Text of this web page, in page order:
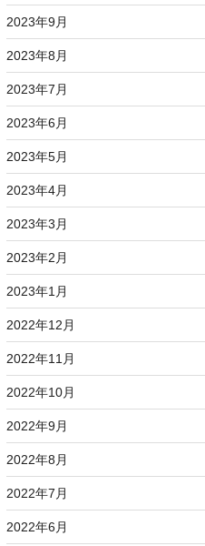
2023年9月
2023年8月
2023年7月
2023年6月
2023年5月
2023年4月
2023年3月
2023年2月
2023年1月
2022年12月
2022年11月
2022年10月
2022年9月
2022年8月
2022年7月
2022年6月